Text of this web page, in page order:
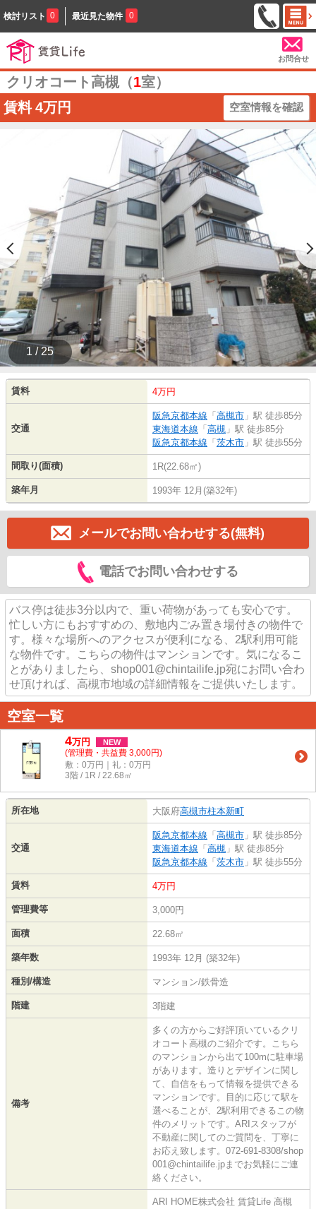
検討リスト 0 最近見た物件 0
お問合せ
クリオコート高槻（1室）
賃料 4万円 空室情報を確認
1 / 25
賃料 4万円
交通
阪急京都本線 「 高槻市 」駅 徒歩85分
東海道本線 「 高槻 」駅 徒歩85分
阪急京都本線 「 茨木市 」駅 徒歩55分
間取り(面積) 1R(22.68㎡)
築年月 1993年 12月(築32年)
メールでお問い合わせする(無料)
電話でお問い合わせする
バス停は徒歩3分以内で、重い荷物があっても安心です。
忙しい方にもおすすめの、敷地内ごみ置き場付きの物件で
す。様々な場所へのアクセスが便利になる、2駅利用可能
な物件です。こちらの物件はマンションです。気になるこ
とがありましたら、shop001@chintailife.jp宛にお問い合わ
せ頂ければ、高槻市地域の詳細情報をご提供いたします。
空室一覧
4万円 NEW
(管理費・共益費 3,000円)
敷：0万円｜礼：0万円
3階 / 1R / 22.68㎡
所在地 大阪府高槻市柱本新町
交通
阪急京都本線 「 高槻市 」駅 徒歩85分
東海道本線 「 高槻 」駅 徒歩85分
阪急京都本線 「 茨木市 」駅 徒歩55分
賃料 4万円
管理費等 3,000円
面積 22.68㎡
築年数 1993年 12月 (築32年)
種別/構造 マンション/鉄骨造
階建 3階建
備考
多くの方からご好評頂いているクリ
オコート高槻のご紹介です。こちら
のマンションから出て100mに駐車場
があります。造りとデザインに関し
て、自信をもって情報を提供できる
マンションです。目的に応じて駅を
選べることが、2駅利用できるこの物
件のメリットです。ARIスタッフが
不動産に関してのご質問を、丁寧に
お応え致します。072-691-8308/shop
001@chintailife.jpまでお気軽にご連
絡ください。
ARI HOME株式会社 賃貸Life 高槻